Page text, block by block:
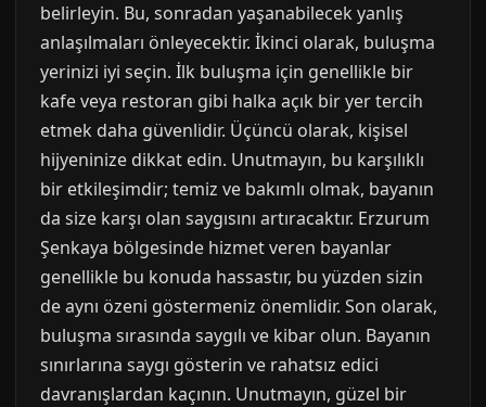
belirleyin. Bu, sonradan yaşanabilecek yanlış
anlaşılmaları önleyecektir. İkinci olarak, buluşma
yerinizi iyi seçin. İlk buluşma için genellikle bir
kafe veya restoran gibi halka açık bir yer tercih
etmek daha güvenlidir. Üçüncü olarak, kişisel
hijyeninize dikkat edin. Unutmayın, bu karşılıklı
bir etkileşimdir; temiz ve bakımlı olmak, bayanın
da size karşı olan saygısını artıracaktır. Erzurum
Şenkaya bölgesinde hizmet veren bayanlar
genellikle bu konuda hassastır, bu yüzden sizin
de aynı özeni göstermeniz önemlidir. Son olarak,
buluşma sırasında saygılı ve kibar olun. Bayanın
sınırlarına saygı gösterin ve rahatsız edici
davranışlardan kaçının. Unutmayın, güzel bir